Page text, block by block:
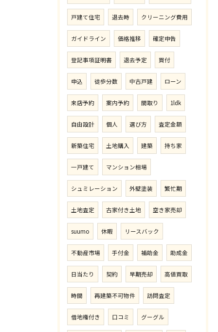
戸建て住宅 退去時 クリーニング費用
ガイドライン 価格推移 確定申告
登記事項証明書 退去予定 買付
申込 徒歩分数 中古戸建 ローン
来店予約 案内予約 間取り 1ldk
自由設計 個人 選び方 査定金額
新築住宅 土地購入 建築 持ち家
一戸建て マンション相場
シュミレーション 外壁塗装 繁忙期
土地査定 古家付き土地 空き家売却
suumo 休暇 リースバック
不動産市場 手付金 補助金 助成金
日当たり 契約 早期売却 高値買取
時間 再建築不可物件 訪問査定
借地権付き 口コミ グーグル